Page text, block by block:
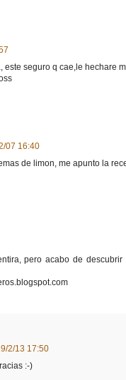
este seguro q cae,le hechare
07 16:40
de limon, me apunto la
pero acabo de
2/13 17:50
:-)